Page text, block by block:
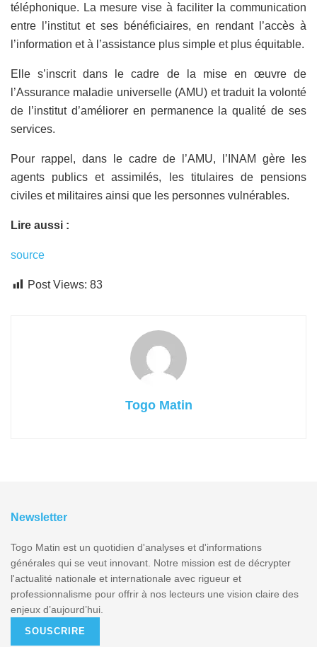
téléphonique. La mesure vise à faciliter la communication
entre l’institut et ses bénéficiaires, en rendant l’accès à
l’information et à l’assistance plus simple et plus équitable.
Elle s’inscrit dans le cadre de la mise en œuvre de
l’Assurance maladie universelle (AMU) et traduit la volonté
de l’institut d’améliorer en permanence la qualité de ses
services.
Pour rappel, dans le cadre de l’AMU, l’INAM gère les
agents publics et assimilés, les titulaires de pensions
civiles et militaires ainsi que les personnes vulnérables.
Lire aussi :
source
Post Views: 83
Togo Matin
Newsletter
Togo Matin est un quotidien d'analyses et d'informations
générales qui se veut innovant. Notre mission est de décrypter
l'actualité nationale et internationale avec rigueur et
professionnalisme pour offrir à nos lecteurs une vision claire des
enjeux d’aujourd’hui.
SOUSCRIRE